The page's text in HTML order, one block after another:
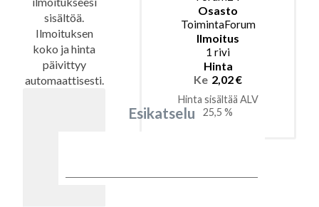
sisältöä.
Ilmoituksen
koko ja hinta
päivittyy
automaattisesti.
Esikatselu
Osasto
ToimintaForum
Ilmoitus
1 rivi
Hinta
Ke 2,02 €
Hinta sisältää ALV
25,5 %